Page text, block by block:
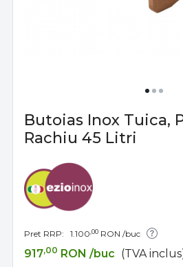
Butoias Inox Tuica,
Rachiu 45 Litri
Pret RRP: 1.100,00 RON /buc
917,00 RON /buc (TVA